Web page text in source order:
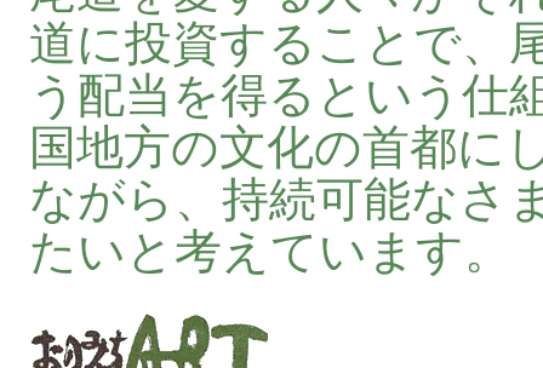
道に投資することで、
う配当を得るという仕
国地方の文化の首都に
ながら、持続可能なさ
たいと考えています。